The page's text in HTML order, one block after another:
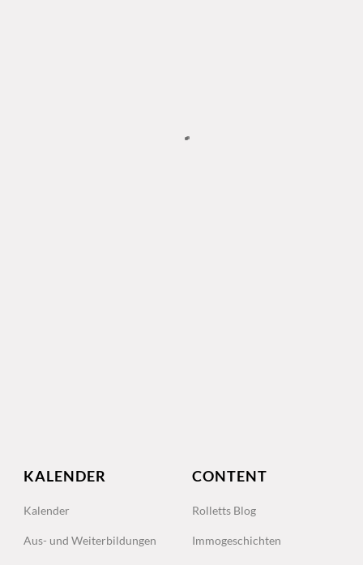
KALENDER
Kalender
Aus- und Weiterbildungen
CONTENT
Rolletts Blog
Immogeschichten